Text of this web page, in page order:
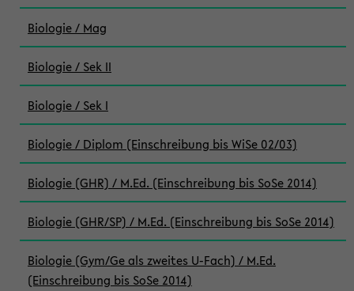
Biologie / Mag
Biologie / Sek II
Biologie / Sek I
Biologie / Diplom (Einschreibung bis WiSe 02/03)
Biologie (GHR) / M.Ed. (Einschreibung bis SoSe 2014)
Biologie (GHR/SP) / M.Ed. (Einschreibung bis SoSe 2014)
Biologie (Gym/Ge als zweites U-Fach) / M.Ed.
(Einschreibung bis SoSe 2014)